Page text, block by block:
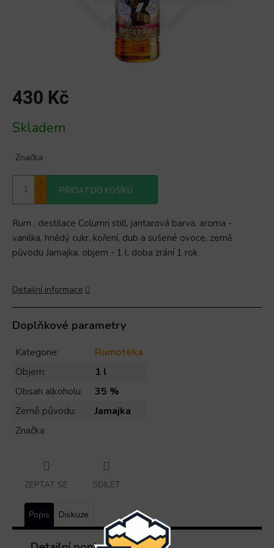
430 Kč
cena:
Skladem
Značka
PŘIDAT DO KOŠÍKU
Rum , destilace Column still, jantarová barva, aroma -
vanilka, hnědý cukr, koření, dub a sušené ovoce, země
původu Jamajka, objem - 1 l, doba zrání 1 rok
Detailní informace
Doplňkové parametry
Kategorie:
Rumotéka
Objem:
1 l
Obsah alkoholu:
35 %
Země původu:
Jamajka
Značka
ZEPTAT SE SDÍLET
Popis Diskuze